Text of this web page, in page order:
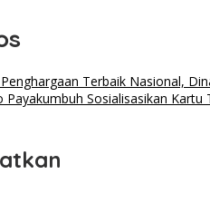
Terbaik Nasional,
Payakumbuh Sosialisasikan Kartu